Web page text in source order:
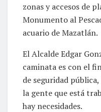
zonas y accesos de
Monumento al
acuario de Mazatlán.
El Alcalde Edgar
caminata es con el
de seguridad
la gente que está
hay necesidades.